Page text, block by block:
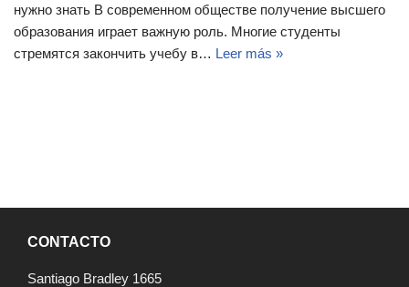
нужно знать В современном обществе получение высшего
образования играет важную роль. Многие студенты
стремятся закончить учебу в… Leer más »
CONTACTO
Santiago Bradley 1665